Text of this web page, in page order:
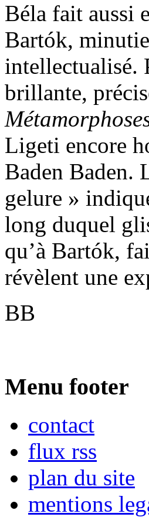
Béla fait aussi
Bartók,
intellectualisé.
brillante,
Ligeti encore
Baden Baden.
gelure »
long duquel
qu’à Bartók,
révèlent une
BB
Menu footer
contact
flux rss
plan du site
mentions